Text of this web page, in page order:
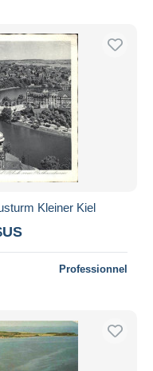
Kleiner Kiel
Professionnel